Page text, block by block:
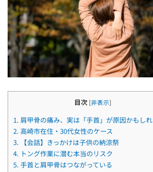
目次 [非表示]
1. 肩甲骨の痛み、実は「手首」が原因かもし
2. 高崎市在住・30代女性のケース
3. 【会話】きっかけは子供の納涼祭
4. トング作業に潜む本当のリスク
5. 手首と肩甲骨はつながっている